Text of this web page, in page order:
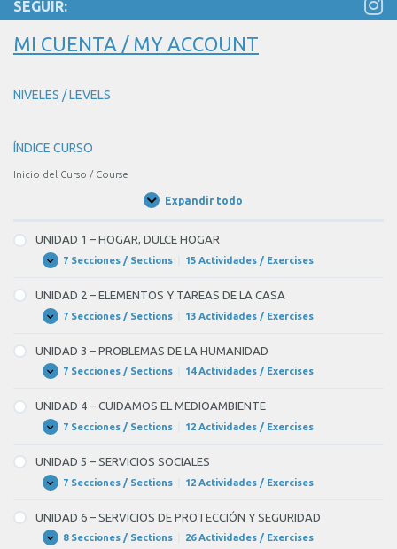
de
viaje?
Sí,
me
de
de
la
de
diciendo
que
los
billetes
de
SEGUIR:
MI CUENTA / MY ACCOUNT
NIVELES / LEVELS
ÍNDICE CURSO
Inicio del Curso / Course
Expandir todo
Unidades
UNIDAD 1 – HOGAR, DULCE HOGAR
Expandir
UNIDAD
–
HOGAR,
DULCE
HOGAR
7 Secciones / Sections 15 Actividades / Exercises
UNIDAD 2 – ELEMENTOS Y TAREAS DE LA CASA
Expandir
UNIDAD
–
ELEMENTOS
Y
TAREAS
LA
CASA
7 Secciones / Sections 13 Actividades / Exercises
UNIDAD 3 – PROBLEMAS DE LA HUMANIDAD
Expandir
UNIDAD
–
PROBLEMAS
DE
LA
7 Secciones / Sections 14 Actividades / Exercises
UNIDAD 4 – CUIDAMOS EL MEDIOAMBIENTE
Expandir
UNIDAD
–
CUIDAMOS
EL
MEDIOAMBIENTE
7 Secciones / Sections 12 Actividades / Exercises
UNIDAD 5 – SERVICIOS SOCIALES
Expandir
UNIDAD
–
SERVICIOS
SOCIALES
7 Secciones / Sections 12 Actividades / Exercises
UNIDAD 6 – SERVICIOS DE PROTECCIÓN Y SEGURIDAD
Expandir
UNIDAD8 Secciones / Sections 26 Actividades / Exercises